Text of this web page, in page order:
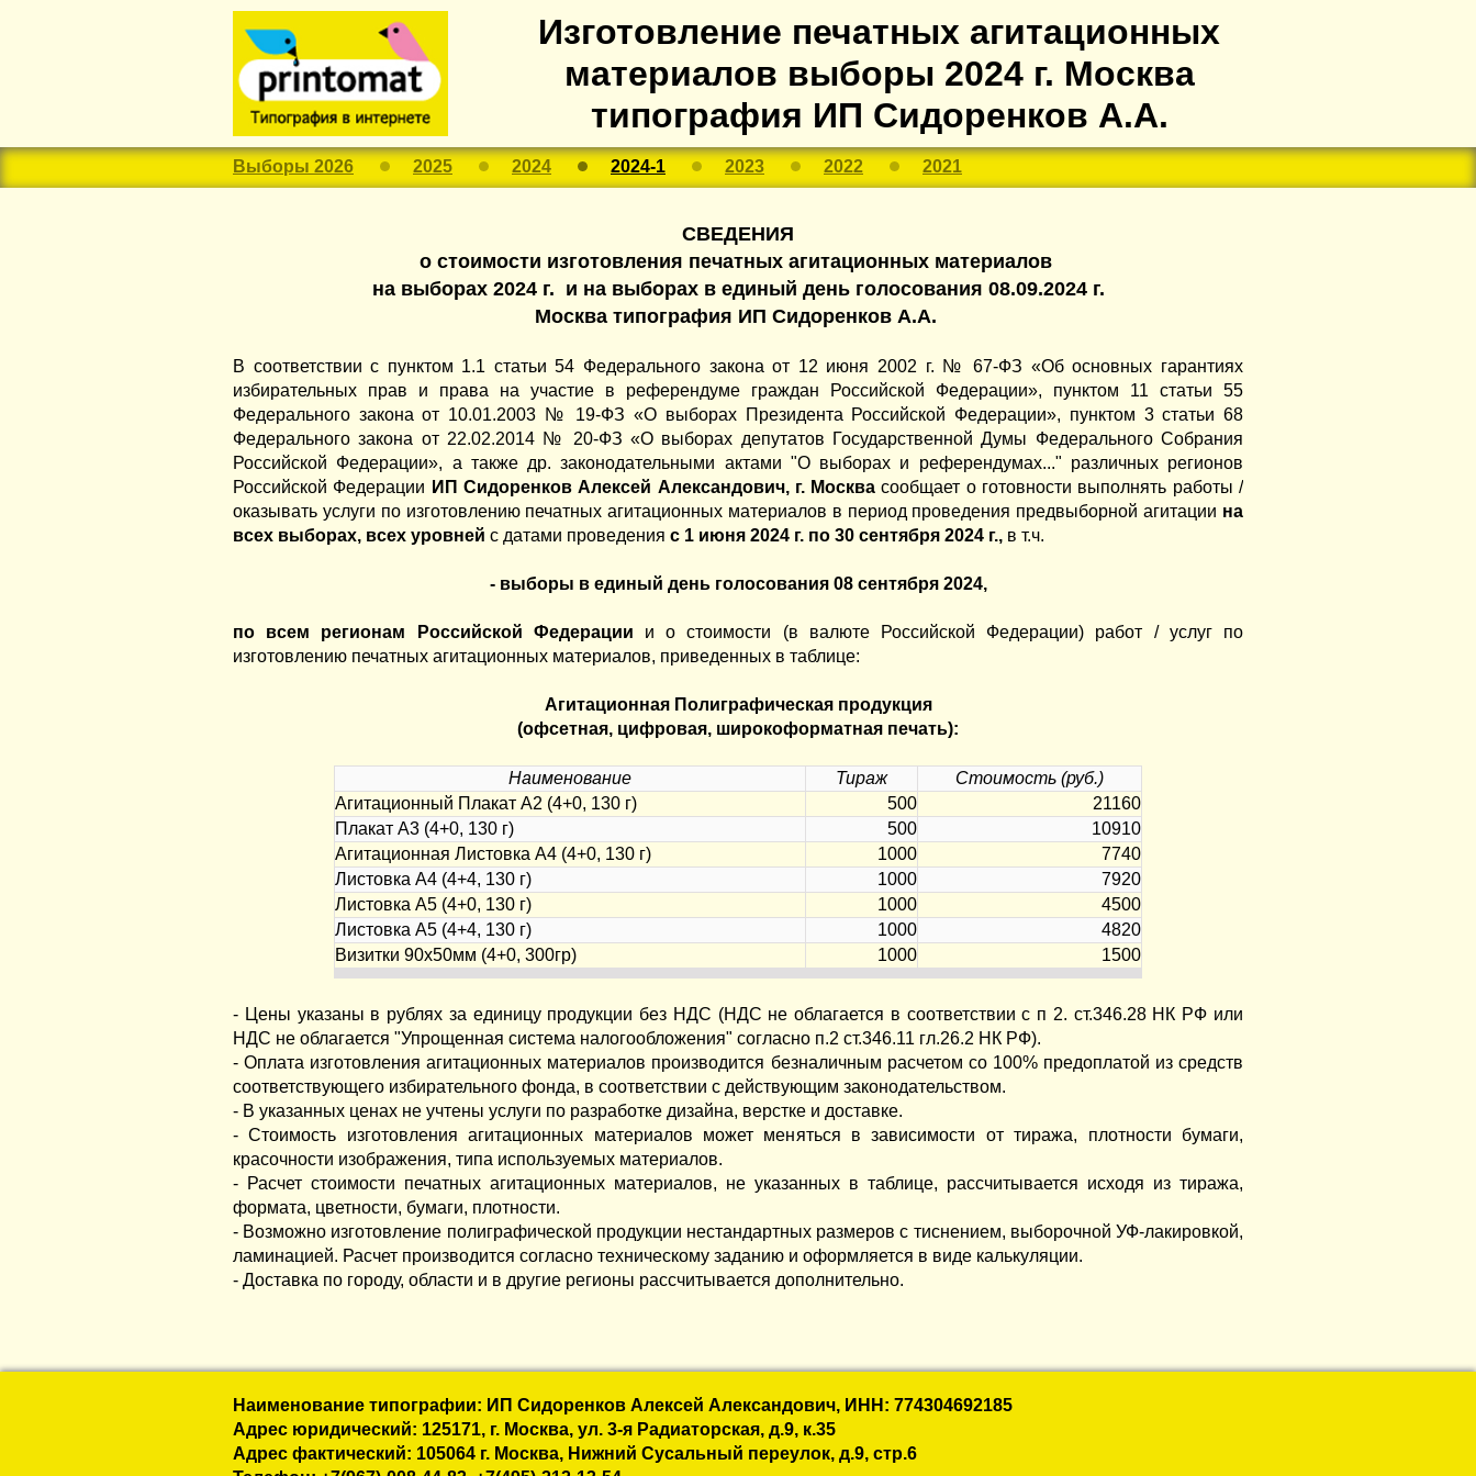
Изготовление печатных агитационных
материалов выборы 2024 г. Москва
типография ИП Сидоренков А.А.
Выборы 2026 2025 2024 2024-1 2023 2022 2021
СВЕДЕНИЯ
о стоимости изготовления печатных агитационных материалов
на выборах 2024 г. и на выборах в единый день голосования 08.09.2024 г.
Москва типография ИП Сидоренков А.А.
В соответствии с пунктом 1.1 статьи 54 Федерального закона от 12 июня 2002 г. № 67-ФЗ «Об основных гарантиях
избирательных прав и права на участие в референдуме граждан Российской Федерации», пунктом 11 статьи 55
Федерального закона от 10.01.2003 № 19-ФЗ «О выборах Президента Российской Федерации», пунктом 3 статьи 68
Федерального закона от 22.02.2014 № 20-ФЗ «О выборах депутатов Государственной Думы Федерального Собрания
Российской Федерации», а также др. законодательными актами "О выборах и референдумах..." различных регионов
Российской Федерации ИП Сидоренков Алексей Александович, г. Москва сообщает о готовности выполнять работы /
оказывать услуги по изготовлению печатных агитационных материалов в период проведения предвыборной агитации на
всех выборах, всех уровней с датами проведения с 1 июня 2024 г. по 30 сентября 2024 г., в т.ч.
- выборы в единый день голосования 08 сентября 2024,
по всем регионам Российской Федерации и о стоимости (в валюте Российской Федерации) работ / услуг по
изготовлению печатных агитационных материалов, приведенных в таблице:
Агитационная Полиграфическая продукция
(офсетная, цифровая, широкоформатная печать):
Наименование Тираж
Стоимость (руб.)
Агитационный Плакат А2 (4+0, 130 г)
500
21160
Плакат А3 (4+0, 130 г)
500
10910
Агитационная Листовка А4 (4+0, 130 г)
1000
7740
Листовка А4 (4+4, 130 г)
1000
7920
Листовка А5 (4+0, 130 г)
1000
4500
Листовка А5 (4+4, 130 г)
1000
4820
Визитки 90х50мм (4+0, 300гр)
1000 1500
- Цены указаны в рублях за единицу продукции без НДС (НДС не облагается в соответствии с п 2. ст.346.28 НК РФ или
НДС не облагается "Упрощенная система налогообложения" согласно п.2 ст.346.11 гл.26.2 НК РФ).
- Оплата изготовления агитационных материалов производится безналичным расчетом со 100% предоплатой из средств
соответствующего избирательного фонда, в соответствии с действующим законодательством.
- В указанных ценах не учтены услуги по разработке дизайна, верстке и доставке.
- Стоимость изготовления агитационных материалов может меняться в зависимости от тиража, плотности бумаги,
красочности изображения, типа используемых материалов.
- Расчет стоимости печатных агитационных материалов, не указанных в таблице, рассчитывается исходя из тиража,
формата, цветности, бумаги, плотности.
- Возможно изготовление полиграфической продукции нестандартных размеров с тиснением, выборочной УФ-лакировкой,
ламинацией. Расчет производится согласно техническому заданию и оформляется в виде калькуляции.
- Доставка по городу, области и в другие регионы рассчитывается дополнительно.
Наименование типографии: ИП Сидоренков Алексей Александович, ИНН: 774304692185
Адрес юридический: 125171, г. Москва, ул. 3-я Радиаторская, д.9, к.35
Адрес фактический: 105064 г. Москва, Нижний Сусальный переулок, д.9, стр.6